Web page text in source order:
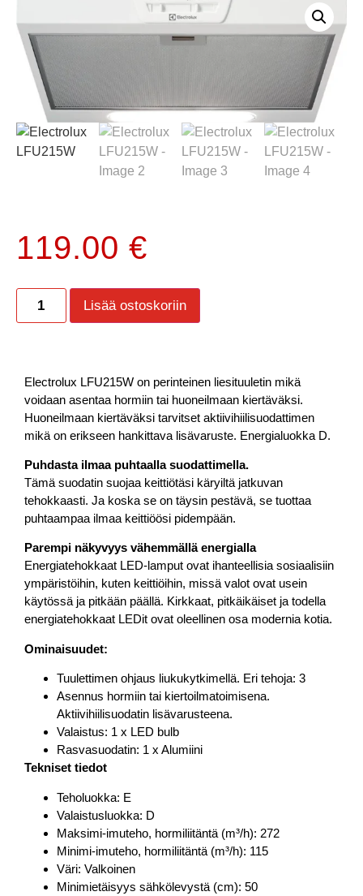
119.00 €
Lisää ostoskoriin
Electrolux LFU215W on perinteinen liesituuletin mikä
voidaan asentaa hormiin tai huoneilmaan kiertäväksi.
Huoneilmaan kiertäväksi tarvitset aktiivihiilisuodattimen
mikä on erikseen hankittava lisävaruste. Energialuokka D.
Puhdasta ilmaa puhtaalla suodattimella.
Tämä suodatin suojaa keittiötäsi käryiltä jatkuvan
tehokkaasti. Ja koska se on täysin pestävä, se tuottaa
puhtaampaa ilmaa keittiöösi pidempään.
Parempi näkyvyys vähemmällä energialla
Energiatehokkaat LED-lamput ovat ihanteellisia sosiaalisiin
ympäristöihin, kuten keittiöihin, missä valot ovat usein
käytössä ja pitkään päällä. Kirkkaat, pitkäikäiset ja todella
energiatehokkaat LEDit ovat oleellinen osa modernia kotia.
Ominaisuudet:
Tuulettimen ohjaus liukukytkimellä. Eri tehoja: 3
Asennus hormiin tai kiertoilmatoimisena.
Aktiivihiilisuodatin lisävarusteena.
Valaistus: 1 x LED bulb
Rasvasuodatin: 1 x Alumiini
Tekniset tiedot
Teholuokka: E
Valaistusluokka: D
Maksimi-imuteho, hormiliitäntä (m³/h): 272
Minimi-imuteho, hormiliitäntä (m³/h): 115
Väri: Valkoinen
Minimietäisyys sähkölevystä (cm): 50